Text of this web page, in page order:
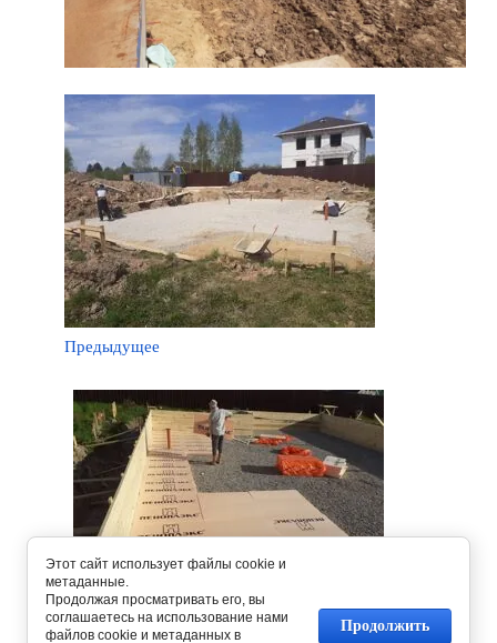
Предыдущее
Этот сайт использует файлы cookie и
метаданные.
Продолжая просматривать его, вы
соглашаетесь на использование нами
файлов cookie и метаданных в
Продолжить